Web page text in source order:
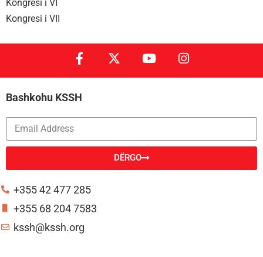
Kongresi i VI
Kongresi i VII
Bashkohu KSSH
DËRGO
+355 42 477 285
+355 68 204 7583
kssh@kssh.org